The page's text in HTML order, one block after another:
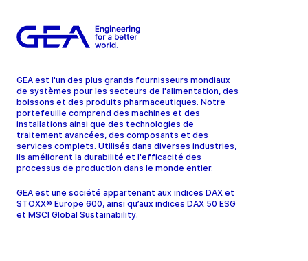
GEA est l'un des plus grands fournisseurs mondiaux
de systèmes pour les secteurs de l'alimentation, des
boissons et des produits pharmaceutiques. Notre
portefeuille comprend des machines et des
installations ainsi que des technologies de
traitement avancées, des composants et des
services complets. Utilisés dans diverses industries,
ils améliorent la durabilité et l'efficacité des
processus de production dans le monde entier.
GEA est une société appartenant aux indices DAX et
STOXX® Europe 600, ainsi qu’aux indices DAX 50 ESG
et MSCI Global Sustainability.